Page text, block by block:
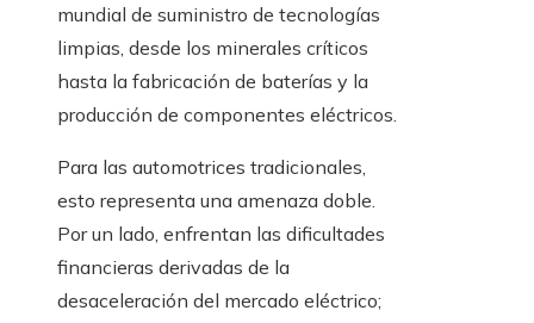
mundial de suministro de tecnologías
limpias, desde los minerales críticos
hasta la fabricación de baterías y la
producción de componentes eléctricos.
Para las automotrices tradicionales,
esto representa una amenaza doble.
Por un lado, enfrentan las dificultades
financieras derivadas de la
desaceleración del mercado eléctrico;